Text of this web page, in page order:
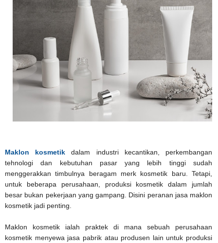
Maklon kosmetik dalam industri kecantikan, perkembangan
tehnologi dan kebutuhan pasar yang lebih tinggi sudah
menggerakkan timbulnya beragam merk kosmetik baru. Tetapi,
untuk beberapa perusahaan, produksi kosmetik dalam jumlah
besar bukan pekerjaan yang gampang. Disini peranan jasa maklon
kosmetik jadi penting.
Maklon kosmetik ialah praktek di mana sebuah perusahaan
kosmetik menyewa jasa pabrik atau produsen lain untuk produksi